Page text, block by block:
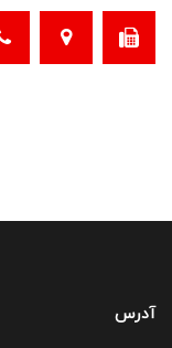
آدرس